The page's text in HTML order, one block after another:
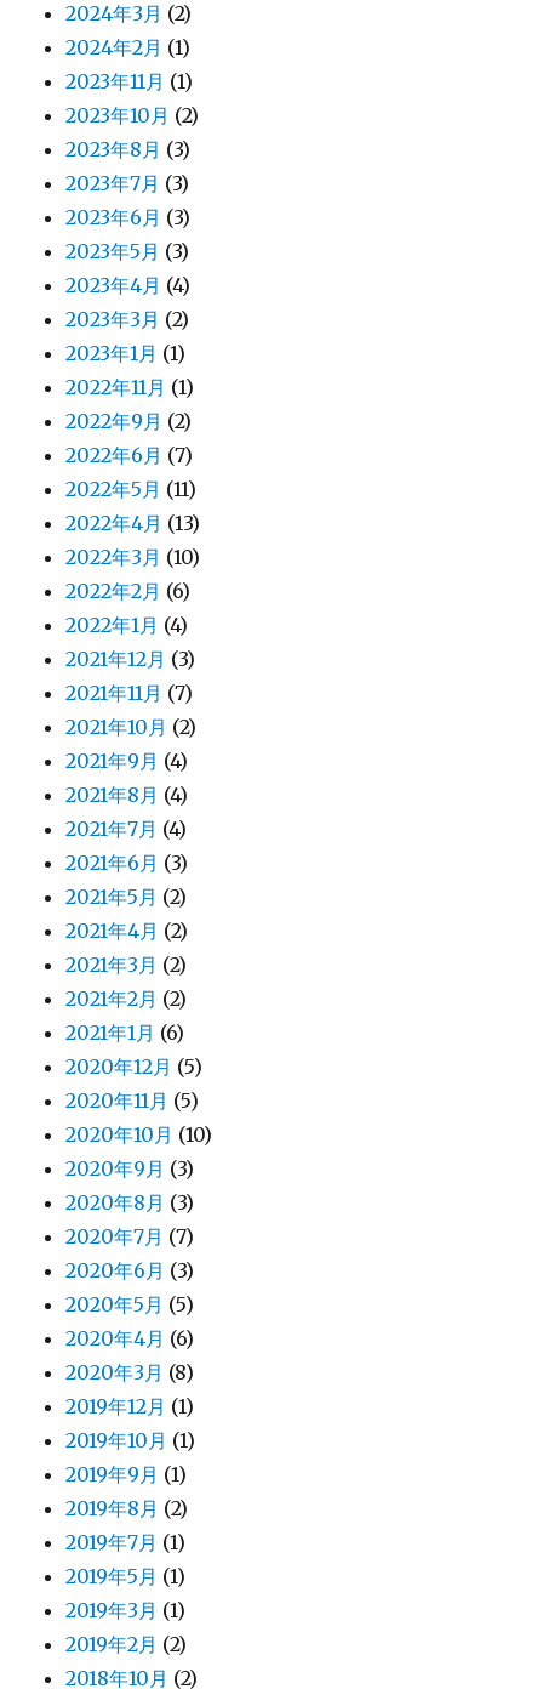
2024年3月 (2)
2024年2月 (1)
2023年11月 (1)
2023年10月 (2)
2023年8月 (3)
2023年7月 (3)
2023年6月 (3)
2023年5月 (3)
2023年4月 (4)
2023年3月 (2)
2023年1月 (1)
2022年11月 (1)
2022年9月 (2)
2022年6月 (7)
2022年5月 (11)
2022年4月 (13)
2022年3月 (10)
2022年2月 (6)
2022年1月 (4)
2021年12月 (3)
2021年11月 (7)
2021年10月 (2)
2021年9月 (4)
2021年8月 (4)
2021年7月 (4)
2021年6月 (3)
2021年5月 (2)
2021年4月 (2)
2021年3月 (2)
2021年2月 (2)
2021年1月 (6)
2020年12月 (5)
2020年11月 (5)
2020年10月 (10)
2020年9月 (3)
2020年8月 (3)
2020年7月 (7)
2020年6月 (3)
2020年5月 (5)
2020年4月 (6)
2020年3月 (8)
2019年12月 (1)
2019年10月 (1)
2019年9月 (1)
2019年8月 (2)
2019年7月 (1)
2019年5月 (1)
2019年3月 (1)
2019年2月 (2)
2018年10月 (2)